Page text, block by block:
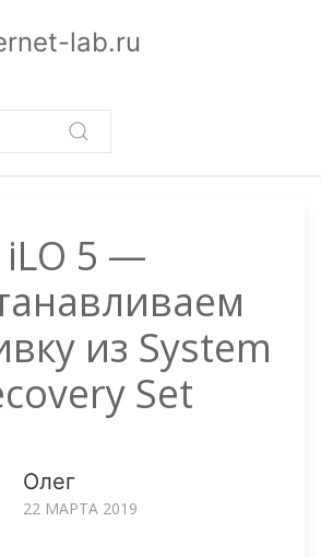
lab.ru
iLO 5 —
из System
Set
Олег
22 МАРТА 2019